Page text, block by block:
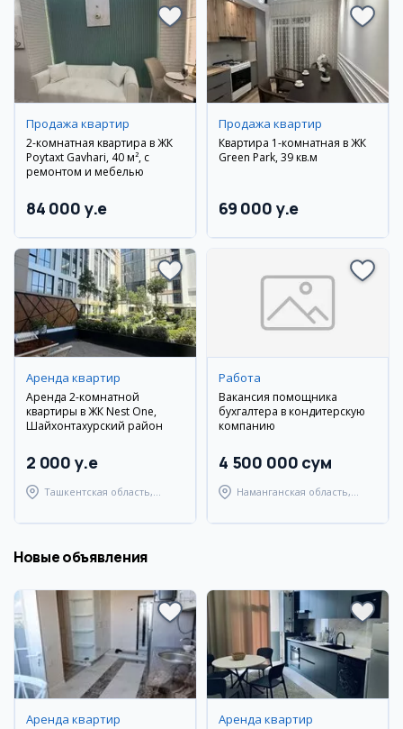
Продажа квартир
2-комнатная квартира в ЖК
Poytaxt Gavhari, 40 м², с
ремонтом и мебелью
84 000 y.e
Продажа квартир
Квартира 1-комнатная в ЖК
Green Park, 39 кв.м
69 000 y.e
Аренда квартир
Аренда 2-комнатной
квартиры в ЖК Nest One,
Шайхонтахурский район
2 000 y.e
Ташкентская область,
Работа
Вакансия помощника
бухгалтера в кондитерскую
компанию
4 500 000 сум
Наманганская область,
Новые объявления
Аренда квартир Аренда квартир